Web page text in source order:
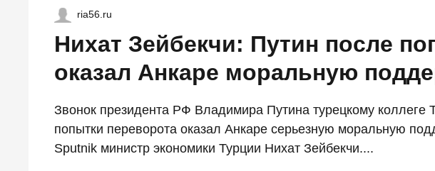
ria56.ru
Нихат Зейбекчи: Путин после
оказал Анкаре моральную
Звонок президента РФ Владимира Путина турецкому коллеге
попытки переворота оказал Анкаре серьезную моральную
Sputnik министр экономики Турции Нихат Зейбекчи....